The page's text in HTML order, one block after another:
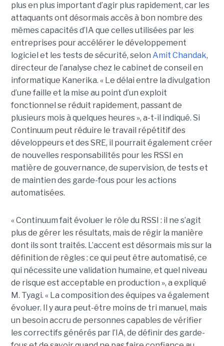
plus en plus important d’agir plus rapidement, car les
attaquants ont désormais accès à bon nombre des
mêmes capacités d’IA que celles utilisées par les
entreprises pour accélérer le développement
logiciel et les tests de sécurité, selon Amit Chandak,
directeur de l’analyse chez le cabinet de conseil en
informatique Kanerika. « Le délai entre la divulgation
d’une faille et la mise au point d’un exploit
fonctionnel se réduit rapidement, passant de
plusieurs mois à quelques heures », a-t-il indiqué. Si
Continuum peut réduire le travail répétitif des
développeurs et des SRE, il pourrait également créer
de nouvelles responsabilités pour les RSSI en
matière de gouvernance, de supervision, de tests et
de maintien des garde-fous pour les actions
automatisées.
« Continuum fait évoluer le rôle du RSSI : il ne s’agit
plus de gérer les résultats, mais de régir la manière
dont ils sont traités. L’accent est désormais mis sur la
définition de règles : ce qui peut être automatisé, ce
qui nécessite une validation humaine, et quel niveau
de risque est acceptable en production », a expliqué
M. Tyagi. « La composition des équipes va également
évoluer. Il y aura peut-être moins de tri manuel, mais
un besoin accru de personnes capables de vérifier
les correctifs générés par l’IA, de définir des garde-